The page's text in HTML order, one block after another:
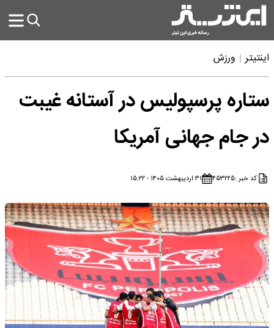
اینتیتر ورزش
ستاره پرسپولیس در آستانه غیبت
در جام جهانی آمریکا
کد خبر :۴۵۳۲۲۵ ۳۱ اردیبهشت ۱۴۰۵ - ۱۵:۲۲